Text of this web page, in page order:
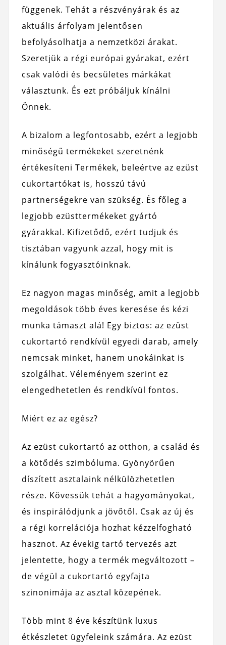
függenek. Tehát a részvényárak és az
aktuális árfolyam jelentősen
befolyásolhatja a nemzetközi árakat.
Szeretjük a régi európai gyárakat, ezért
csak valódi és becsületes márkákat
választunk. És ezt próbáljuk kínálni
Önnek.
A bizalom a legfontosabb, ezért a legjobb
minőségű termékeket szeretnénk
értékesíteni Termékek, beleértve az ezüst
cukortartókat is, hosszú távú
partnerségekre van szükség. És főleg a
legjobb ezüsttermékeket gyártó
gyárakkal. Kifizetődő, ezért tudjuk és
tisztában vagyunk azzal, hogy mit is
kínálunk fogyasztóinknak.
Ez nagyon magas minőség, amit a legjobb
megoldások több éves keresése és kézi
munka támaszt alá! Egy biztos: az ezüst
cukortartó rendkívül egyedi darab, amely
nemcsak minket, hanem unokáinkat is
szolgálhat. Véleményem szerint ez
elengedhetetlen és rendkívül fontos.
Miért ez az egész?
Az ezüst cukortartó az otthon, a család és
a kötődés szimbóluma. Gyönyörűen
díszített asztalaink nélkülözhetetlen
része. Kövessük tehát a hagyományokat,
és inspirálódjunk a jövőtől. Csak az új és
a régi korrelációja hozhat kézzelfogható
hasznot. Az évekig tartó tervezés azt
jelentette, hogy a termék megváltozott –
de végül a cukortartó egyfajta
szinonimája az asztal közepének.
Több mint 8 éve készítünk luxus
étkészletet ügyfeleink számára. Az ezüst